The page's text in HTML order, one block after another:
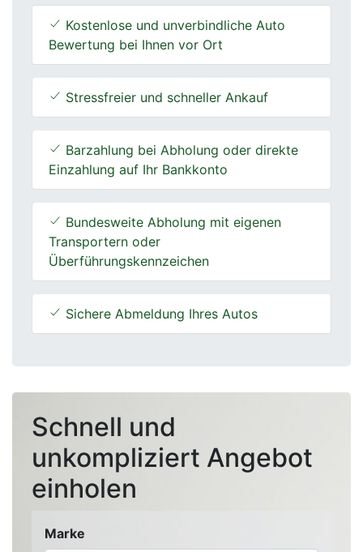
Kostenlose und unverbindliche Auto
Bewertung bei Ihnen vor Ort
Stressfreier und schneller Ankauf
Barzahlung bei Abholung oder direkte
Einzahlung auf Ihr Bankkonto
Bundesweite Abholung mit eigenen
Transportern oder
Überführungskennzeichen
Sichere Abmeldung Ihres Autos
Schnell und
unkompliziert Angebot
einholen
Marke